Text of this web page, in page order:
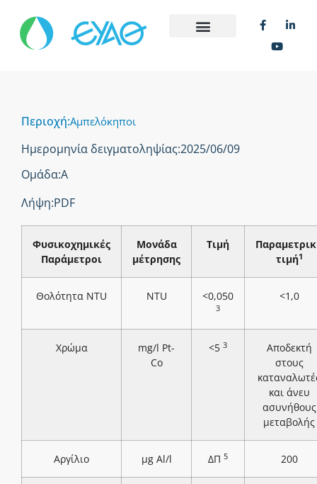
Περιοχή:Αμπελόκηποι
Ημερομηνία δειγματοληψίας:2025/06/09
Ομάδα:Α
Λήψη:PDF
Φυσικοχημικές
Παράμετροι
Μονάδα
μέτρησης
Τιμή
τιμή1
Θολότητα NTU NTU <0,050
3
<1,0
Χρώμα
mg/l Pt-
Co
<5 3
Αποδεκτή
στους
και άνευ
ασυνήθους
μεταβολής
Αργίλιο μg Al/l ΔΠ 5 200